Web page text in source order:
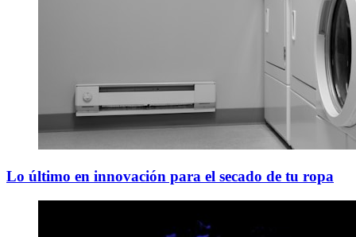
Lo último en innovación para el secado de tu ropa